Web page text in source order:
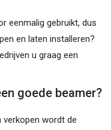
eenmalig gebruikt, dus
en laten installeren?
u graag een
goede beamer?
wordt de